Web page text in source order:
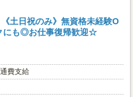
《土日祝のみ》無資格未経験O
にも◎お仕事復帰歓迎☆
費支給